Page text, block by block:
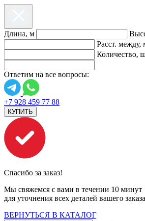
Длина, м
Расст. между,
Количество,
Ответим на все вопросы:
+7 928 459 77 88
КУПИТЬ
Спасибо за заказ!
Мы свяжемся с вами в течении 10 минут
для уточнения всех деталей вашего
ВЕРНУТЬСЯ В КАТАЛОГ